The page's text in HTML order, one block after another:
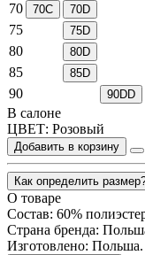
70 70C 70D
75 75D
80 80D
85 85D
90 90DD
В салоне
ЦВЕТ: Розовый
Добавить в корзину
Как определить
О товаре
Состав: 60%
Страна бренда:
Изготовлено: Польша.